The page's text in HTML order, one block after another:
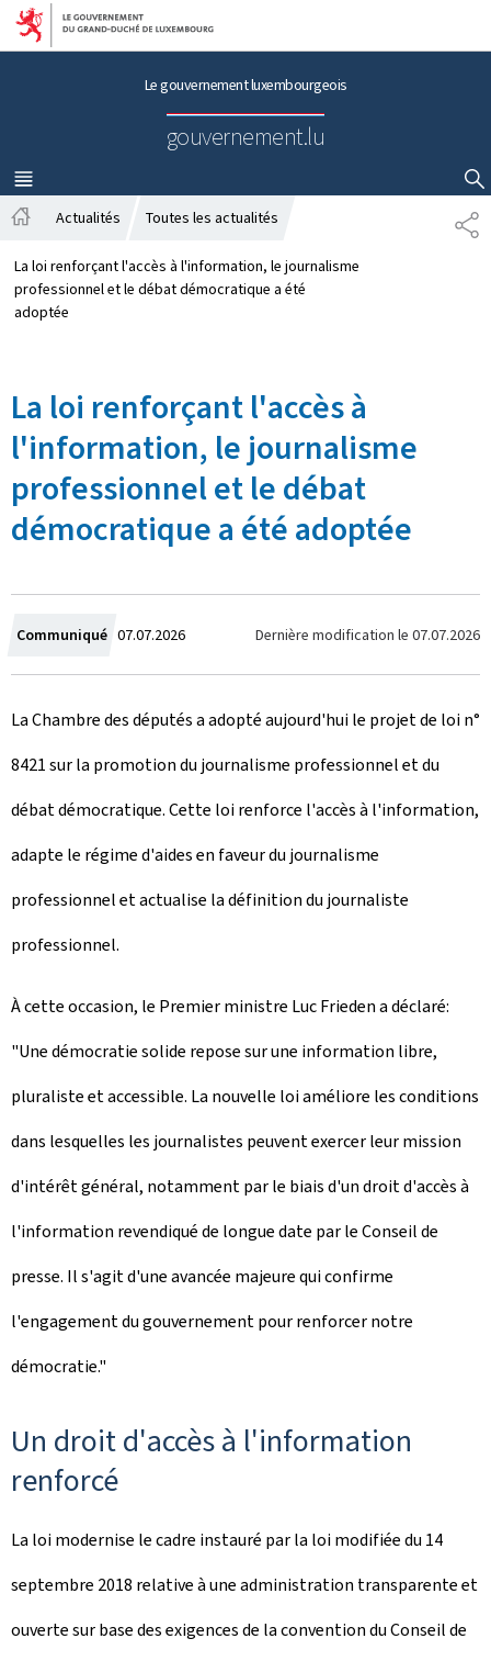
Aller au menu principal
Aller au contenu
Le gouvernement luxembourgeois
gouvernement.lu
MENU
PRINCIPAL
AFFICHER / MASQUER LA RECHERCHE
P
A
c
c
u
Actualités Toutes les actualités
La loi renforçant l'accès à l'information, le journalisme
professionnel et le débat démocratique a été
adoptée
La loi renforçant l'accès à
l'information, le journalisme
professionnel et le débat
démocratique a été adoptée
Communiqué C
r
é
e
l
e
07.07.2026 Dernière modification le 07.07.2026
La Chambre des députés a adopté aujourd'hui le projet de loi n°
8421 sur la promotion du journalisme professionnel et du
débat démocratique. Cette loi renforce l'accès à l'information,
adapte le régime d'aides en faveur du journalisme
professionnel et actualise la définition du journaliste
professionnel.
À cette occasion, le Premier ministre Luc Frieden a déclaré:
"Une démocratie solide repose sur une information libre,
pluraliste et accessible. La nouvelle loi améliore les conditions
dans lesquelles les journalistes peuvent exercer leur mission
d'intérêt général, notamment par le biais d'un droit d'accès à
l'information revendiqué de longue date par le Conseil de
presse. Il s'agit d'une avancée majeure qui confirme
l'engagement du gouvernement pour renforcer notre
démocratie."
Un droit d'accès à l'information
renforcé
La loi modernise le cadre instauré par la loi modifiée du 14
septembre 2018 relative à une administration transparente et
ouverte sur base des exigences de la convention du Conseil de